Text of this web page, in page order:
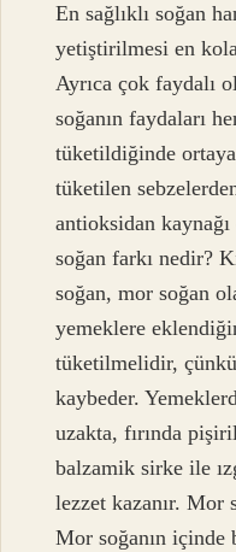
En sağlıklı soğan
yetiştirilmesi en
Ayrıca çok faydalı
soğanın faydaları
tüketildiğinde
tüketilen
antioksidan
soğan farkı nedir?
soğan, mor soğan
yemeklere
tüketilmelidir,
kaybeder.
uzakta, fırında
balzamik sirke ile
lezzet kazanır. Mor
Mor soğanın içinde